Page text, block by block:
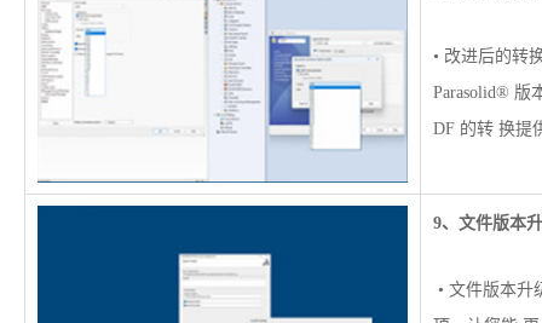
• 改进后的转
Parasolid® 版
DF 的转 换提
9、文件版本
• 文件版本升